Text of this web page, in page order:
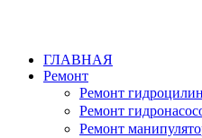
ГЛАВНАЯ
Ремонт
Ремонт
Ремонт
Ремонт